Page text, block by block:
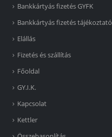
Bankkártyás fizetés GYFK
Bankkártyás fizetés tájékoztató
Elállás
Fizetés és szállítás
Főoldal
GY.I.K.
Kapcsolat
Kettler